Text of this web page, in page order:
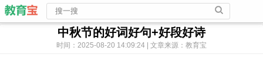
中秋节的好词好句+好段好诗
时间：2025-08-20 14:09:24 | 文章来源：教育宝